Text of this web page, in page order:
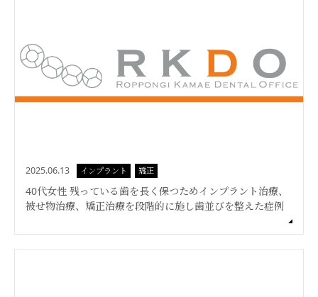
2025.06.13 インプラント 矯正
40代女性 残っている歯を長く保つためインプラント治療、
被せ物治療、矯正治療を段階的に施し歯並びを整えた症例